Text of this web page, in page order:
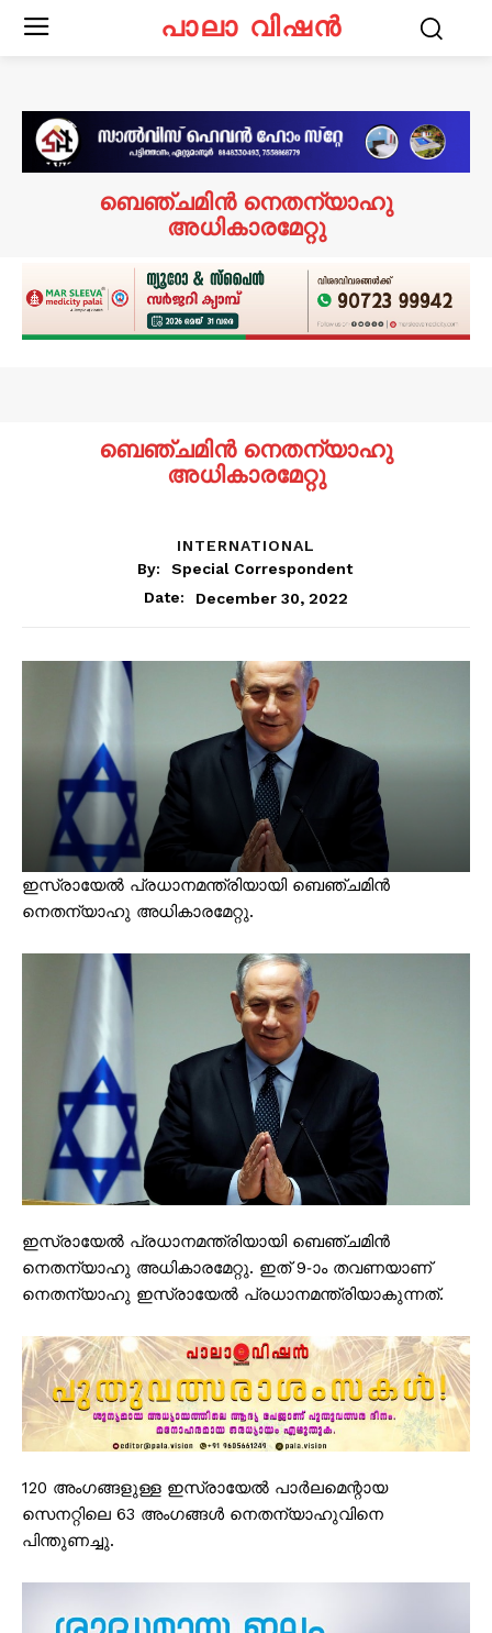
പാലാ വിഷൻ
ബെഞ്ചമിൻ നെതന്യാഹു
അധികാരമേറ്റു
ബെഞ്ചമിൻ നെതന്യാഹു
അധികാരമേറ്റു
INTERNATIONAL
By:
Special Correspondent
Date:
December 30, 2022
ഇസ്രായേൽ പ്രധാനമന്ത്രിയായി ബെഞ്ചമിൻ
നെതന്യാഹു അധികാരമേറ്റു.
ഇസ്രായേൽ പ്രധാനമന്ത്രിയായി ബെഞ്ചമിൻ
നെതന്യാഹു അധികാരമേറ്റു. ഇത് 9-ാം തവണയാണ്
നെതന്യാഹു ഇസ്രായേൽ പ്രധാനമന്ത്രിയാകുന്നത്.
120 അംഗങ്ങളുള്ള ഇസ്രായേൽ പാർലമെന്റായ
സെനറ്റിലെ 63 അംഗങ്ങൾ നെതന്യാഹുവിനെ
പിന്തുണച്ചു.